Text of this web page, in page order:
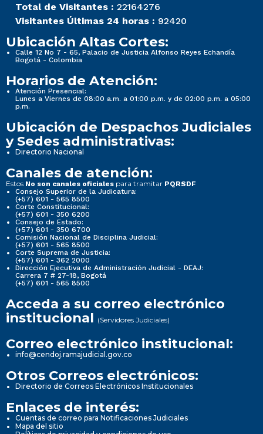
Total de Visitantes : 22164276
Visitantes Últimas 24 horas : 92420
Ubicación Altas Cortes:
Calle 12 No 7 - 65, Palacio de Justicia Alfonso Reyes Echandía
Bogotá - Colombia
Horarios de Atención:
Atención Presencial:
Lunes a Viernes de 08:00 a.m. a 01:00 p.m. y de 02:00 p.m. a 05:00
p.m.
Ubicación de Despachos Judiciales
y Sedes administrativas:
Directorio Nacional
Canales de atención:
Estos No son canales oficiales para tramitar PQRSDF
Consejo Superior de la Judicatura:
(+57) 601 - 565 8500
Corte Constitucional:
(+57) 601 - 350 6200
Consejo de Estado:
(+57) 601 - 350 6700
Comisión Nacional de Disciplina Judicial:
(+57) 601 - 565 8500
Corte Suprema de Justicia:
(+57) 601 - 362 2000
Dirección Ejecutiva de Administración Judicial - DEAJ:
Carrera 7 # 27-18, Bogotá
(+57) 601 - 565 8500
Acceda a su correo electrónico
institucional (Servidores Judiciales)
Correo electrónico institucional:
info@cendoj.ramajudicial.gov.co
Otros Correos electrónicos:
Directorio de Correos Electrónicos Institucionales
Enlaces de interés:
Cuentas de correo para Notificaciones Judiciales
Mapa del sitio